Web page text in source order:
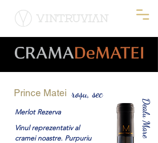
roșu, sec
Prince Matei
Merlot Rezerva
Vinul reprezentativ al
cramei noastre. Purpuriu
Dealu Mare